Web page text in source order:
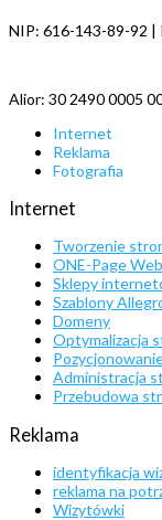
NIP: 616-143-89-92 |
Alior: 30 2490 0005
Internet
Reklama
Fotografia
Internet
Tworzenie
ONE-Page
Sklepy
Szablony
Domeny
Optymalizacja
Administracja
Przebudowa
Reklama
identyfikacja
reklama na
Wizytówki